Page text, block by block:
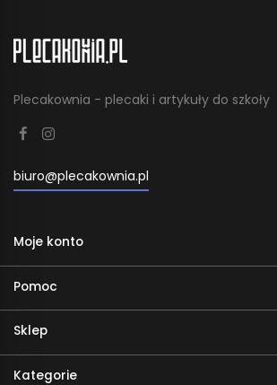
Plecakownia - plecaki i artykuły do szkoły
biuro@plecakownia.pl
Moje konto
Pomoc
Sklep
Kategorie